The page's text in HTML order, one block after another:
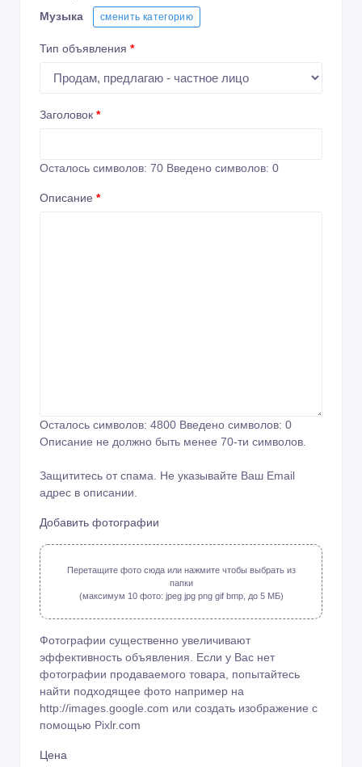
Музыка
сменить категорию
Тип объявления *
Заголовок *
Осталось символов: 70 Введено символов: 0
Описание *
Осталось символов: 4800 Введено символов: 0
Описание не должно быть менее 70-ти символов.
Защититесь от спама. Не указывайте Ваш Email
адрес в описании.
Добавить фотографии
Перетащите фото сюда или нажмите чтобы выбрать из
папки
(максимум 10 фото: jpeg jpg png gif bmp, до 5 МБ)
Фотографии существенно увеличивают
эффективность объявления. Если у Вас нет
фотографии продаваемого товара, попытайтесь
найти подходящее фото например на
http://images.google.com или создать изображение с
помощью Pixlr.com
Цена